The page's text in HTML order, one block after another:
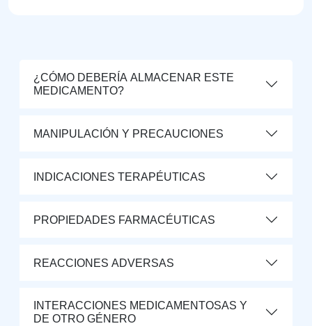
¿CÓMO DEBERÍA ALMACENAR ESTE
MEDICAMENTO?
MANIPULACIÓN Y PRECAUCIONES
INDICACIONES TERAPÉUTICAS
PROPIEDADES FARMACÉUTICAS
REACCIONES ADVERSAS
INTERACCIONES MEDICAMENTOSAS Y
DE OTRO GÉNERO